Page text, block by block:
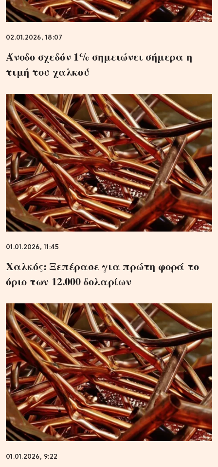
02.01.2026, 18:07
Άνοδο σχεδόν 1% σημειώνει σήμερα η
τιμή του χαλκού
01.01.2026, 11:45
Χαλκός: Ξεπέρασε για πρώτη φορά το
όριο των 12.000 δολαρίων
01.01.2026, 9:22